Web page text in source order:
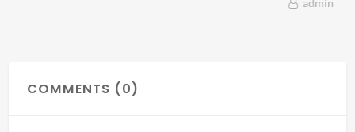
COMMENTS (0)